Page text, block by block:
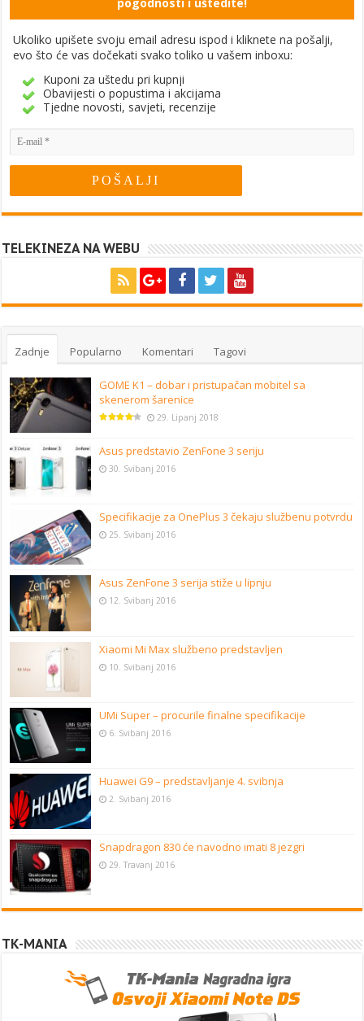
Ukoliko upišete svoju email adresu ispod i kliknete na pošalji,
evo što će vas dočekati svako toliko u vašem inboxu:
Kuponi za uštedu pri kupnji
Obavijesti o popustima i akcijama
Tjedne novosti, savjeti, recenzije
TELEKINEZA NA WEBU
Zadnje Popularno Komentari Tagovi
GOME K1 – dobar i pristupačan mobitel sa
skenerom šarenice
29. Lipanj 2018
Asus predstavio ZenFone 3 seriju
30. Svibanj 2016
Specifikacije za OnePlus 3 čekaju službenu potvrdu
25. Svibanj 2016
Asus ZenFone 3 serija stiže u lipnju
12. Svibanj 2016
Xiaomi Mi Max službeno predstavljen
10. Svibanj 2016
UMi Super – procurile finalne specifikacije
6. Svibanj 2016
Huawei G9 – predstavljanje 4. svibnja
2. Svibanj 2016
Snapdragon 830 će navodno imati 8 jezgri
29. Travanj 2016
TK-MANIA